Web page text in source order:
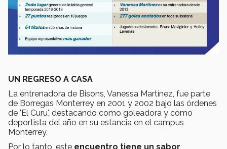
UN REGRESO A CASA
La entrenadora de Bisons, Vanessa Martínez, fue parte
de Borregas Monterrey en 2001 y 2002 bajo las órdenes
de 'El Curu', destacando como goleadora y como
deportista del año en su estancia en el campus
Monterrey.
Por lo tanto, este encuentro tiene un sabor